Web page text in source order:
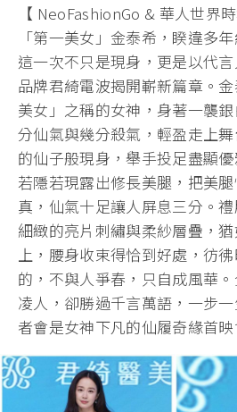
【 NeoFashionGo & 華人世界
「第一美女」金泰希，睽違多
這一次不只是現身，更是以代
品牌君綺電波揭開嶄新篇章。
美女」之稱的女神，身著一襲
分仙氣與幾分殺氣，輕盈走上
的仙子般現身，舉手投足盡顯
若隱若現露出修長美腿，把美
真，仙氣十足讓人屏息三分。
細緻的亮片刺繡與柔紗層疊，
上，腰身收束得恰到好處，彷
的，不與人爭春，只自成風華
凌人，卻勝過千言萬語，一步
者會是女神下凡的仙履奇緣首映